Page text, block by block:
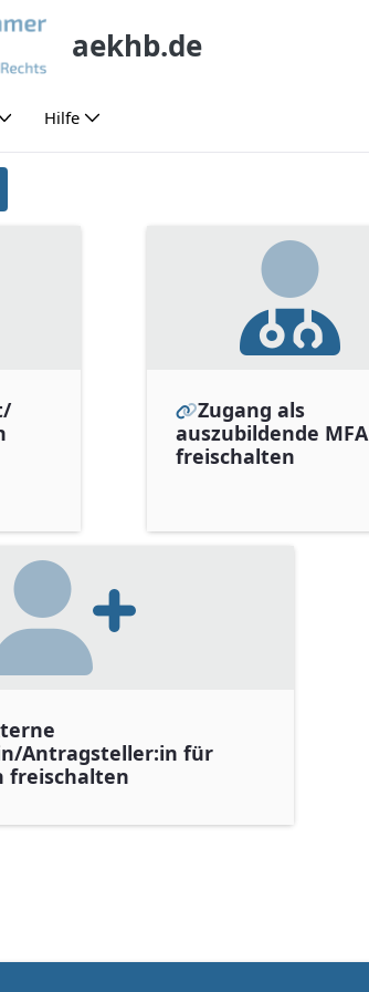
aekhb.de
Hilfe
Zugang als
auszubildende MFA
freischalten
Antragsteller:in für
freischalten